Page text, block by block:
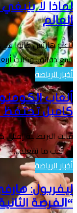
لماذا لا
العالم
لاعبو هارتس كانوا
تسع دقائق. وكانت
أخبار الرياضة
كامبل تحتفظ
قالت البريطانية إميلي
أن تحب ما تفعله…
أخبار الرياضة
ليفربول:
“الفرصة